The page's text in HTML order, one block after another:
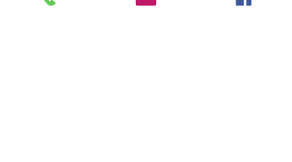
@CulturaEdomex, así como en el Twitter: